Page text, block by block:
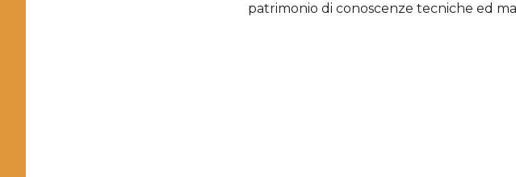
patrimonio di conoscenze tecniche ed